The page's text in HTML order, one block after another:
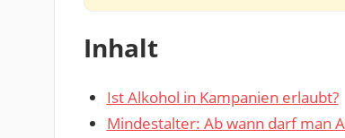
Inhalt
Ist Alkohol in Kampanien erlaubt?
Mindestalter: Ab wann darf man